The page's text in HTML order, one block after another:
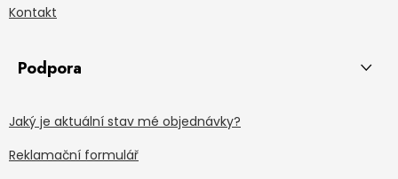
Kontakt
Podpora
Jaký je aktuální stav mé objednávky?
Reklamační formulář